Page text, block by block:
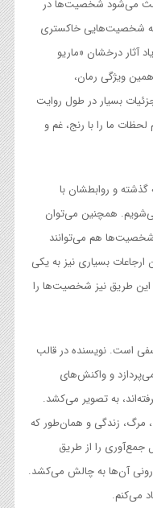
می‌شود شخصیت‌ها در
به شخصیت‌هایی خاکستری
آثار درخشان «ماریو
ویژگی رمان،
بسیار در طول روایت
ما را با رنج، غم و
و روابطشان با
می‌شویم. همچنین می‌توان
هم می‌توانند
بسیاری نیز به یکی
این طریق نیز شخصیت‌ها را
است. نویسنده در قالب
و واکنش‌های
به تصویر می‌کشد.
زندگی و همان‌طور که
جمع‌آوری را از طریق
آن‌ها به چالش می‌کشد.
می‌کنم.